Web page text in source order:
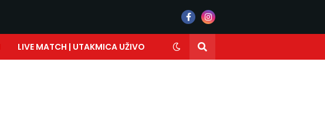
LIVE MATCH | UTAKMICA UŽIVO